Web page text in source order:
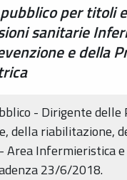
per titoli
sanitarie
e della
- Dirigente
della riabilitazione,
Area Infermieristica
23/6/2018.